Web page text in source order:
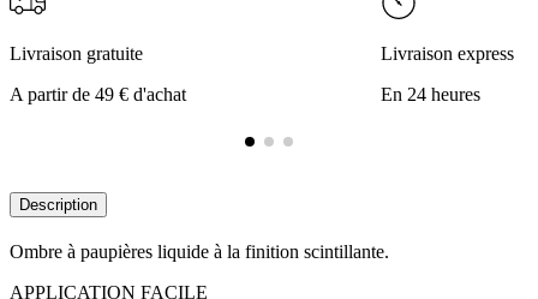
Livraison gratuite
A partir de 49 € d'achat
Livraison express
En 24 heures
Description
Ombre à paupières liquide à la finition scintillante.
APPLICATION FACILE